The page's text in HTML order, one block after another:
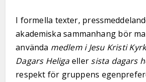
I formella texter,
akademiska sammanhang bör
använda medlem i Jesu Kristi
Dagars Heligaeller sista dagars
respekt för gruppens